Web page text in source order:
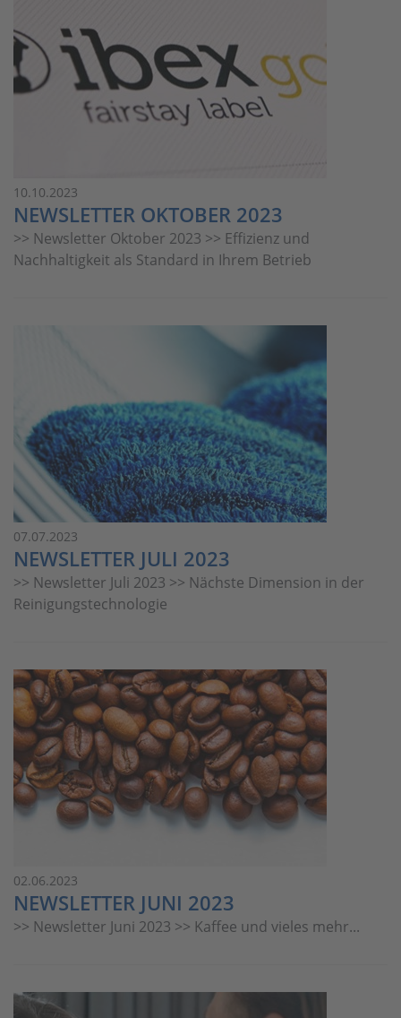
10.10.2023
NEWSLETTER OKTOBER 2023
>> Newsletter Oktober 2023 >> Effizienz und
Nachhaltigkeit als Standard in Ihrem Betrieb
07.07.2023
NEWSLETTER JULI 2023
>> Newsletter Juli 2023 >> Nächste Dimension in der
Reinigungstechnologie
02.06.2023
NEWSLETTER JUNI 2023
>> Newsletter Juni 2023 >> Kaffee und vieles mehr...